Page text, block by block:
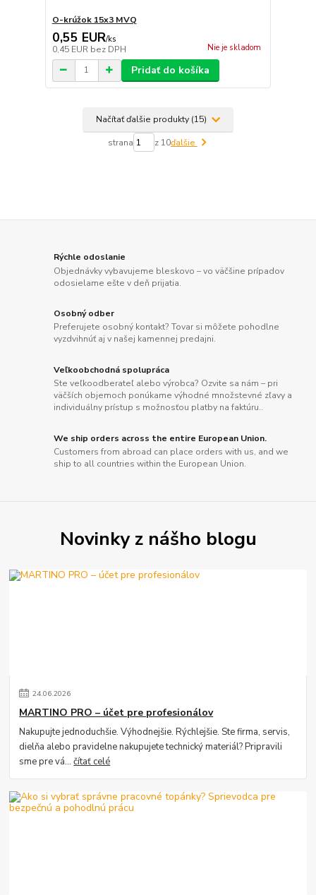
O-krúžok 15x3 MVQ
0,55 EUR/ks
0,45 EUR bez DPH Nie je skladom
Pridať do košíka
Načítať ďalšie produkty (15)
strana z 10ďalšie
Rýchle odoslanie
Objednávky vybavujeme bleskovo – vo väčšine prípadov
odosielame ešte v deň prijatia.
Osobný odber
Preferujete osobný kontakt? Tovar si môžete pohodlne
vyzdvihnúť aj v našej kamennej predajni.
Veľkoobchodná spolupráca
Ste veľkoodberateľ alebo výrobca? Ozvite sa nám – pri
väčších objemoch ponúkame výhodné množstevné zľavy a
individuálny prístup s možnosťou platby na faktúru..
We ship orders across the entire European Union.
Customers from abroad can place orders with us, and we
ship to all countries within the European Union.
Novinky z nášho blogu
24.06.2026
MARTINO PRO – účet pre profesionálov
Nakupujte jednoduchšie. Výhodnejšie. Rýchlejšie. Ste firma, servis,
dielňa alebo pravidelne nakupujete technický materiál? Pripravili
sme pre vá...čítať celé